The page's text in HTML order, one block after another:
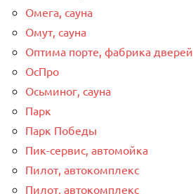
Омега, сауна
Омут, сауна
Оптима порте, фабрика дверей
ОсПро
Осьминог, сауна
Парк
Парк Победы
Пик-сервис, автомойка
Пилот, автокомплекс
Пилот, автокомплекс